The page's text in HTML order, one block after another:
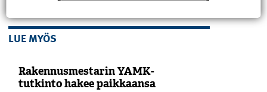
LUE MYÖS
Rakennusmestarin YAMK-
tutkinto hakee paikkaansa